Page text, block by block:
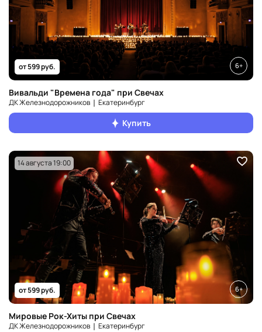
от 599 руб. 6+
Вивальди "Времена года" при Свечах
ДК Железнодорожников ❘ Екатеринбург
Купить
14 августа 19:00
от 599 руб. 6+
Мировые Рок-Хиты при Свечах
ДК Железнодорожников ❘ Екатеринбург